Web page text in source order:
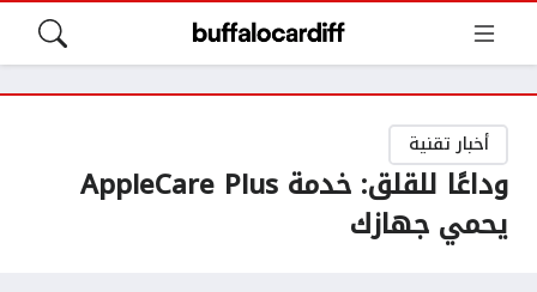
أخبار تقنية
وداعًا للقلق: خدمة AppleCare Plus
يحمي جهازك